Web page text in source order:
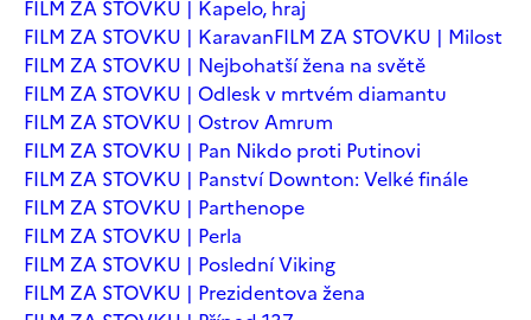
FILM ZA STOVKU | Kapelo, hraj
FILM ZA STOVKU | KaravanFILM ZA STOVKU | Milost
FILM ZA STOVKU | Nejbohatší žena na světě
FILM ZA STOVKU | Odlesk v mrtvém diamantu
FILM ZA STOVKU | Ostrov Amrum
FILM ZA STOVKU | Pan Nikdo proti Putinovi
FILM ZA STOVKU | Panství Downton: Velké finále
FILM ZA STOVKU | Parthenope
FILM ZA STOVKU | Perla
FILM ZA STOVKU | Poslední Viking
FILM ZA STOVKU | Prezidentova žena